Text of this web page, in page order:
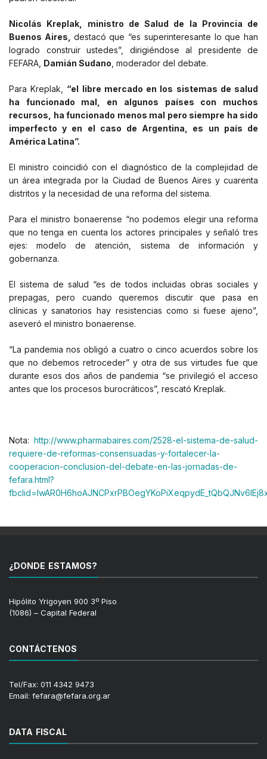
Nicolás Kreplak, ministro de Salud de la Provincia de
Buenos Aires, destacó que “es superinteresante lo que han
logrado construir ustedes”, dirigiéndose al presidente de
FEFARA, Damián Sudano , moderador del debate.
Para Kreplak, “el libre mercado en los sistemas de salud
ha funcionado mal, en algunos países con muchos
recursos, ha funcionado menos mal pero siempre ha sido
imperfecto y en el caso de Argentina, es un país de
América Latina”.
El ministro coincidió con el diagnóstico de la complejidad de
un área integrada por la Ciudad de Buenos Aires y cuarenta
distritos y la necesidad de una reforma del sistema.
Para el ministro bonaerense “no podemos elegir una reforma
que no tenga en cuenta los actores principales y señaló tres
ejes: modelo de atención, sistema de información y
gobernanza.
El sistema de salud “es de todos incluidas obras sociales y
prepagas, pero cuando queremos discutir que pasa en
clínicas y sanatorios hay resistencias como si fuese ajeno”,
aseveró el ministro bonaerense.
“La pandemia nos obligó a cuatro o cinco acuerdos sobre los
que no debemos retroceder” y otra de sus virtudes fue que
durante esos dos años de pandemia “se privilegió el acceso
antes que los procesos burocráticos”, rescató Kreplak.
Nota: http://www.pharmabaires.com/2528-el-sistema-de-salud-
requiere-de-reformas-consensuadas-y-fortalecer-la-
cooperacion-conclusion-del-debate-en-las-jornadas-de-
fefara.html?
¿DONDE ESTAMOS?
Hipólito Yrigoyen 900 3º Piso
(1086) – Capital Federal
CONTÁCTENOS
Tel/Fax: 011 4342 9473
Email: fefara@fefara.org.ar
DATA FISCAL